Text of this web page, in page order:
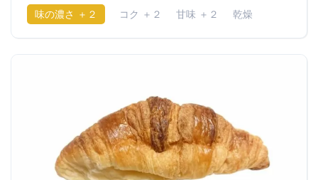
味の濃さ ＋２ コク ＋２ 甘味 ＋２ 乾燥